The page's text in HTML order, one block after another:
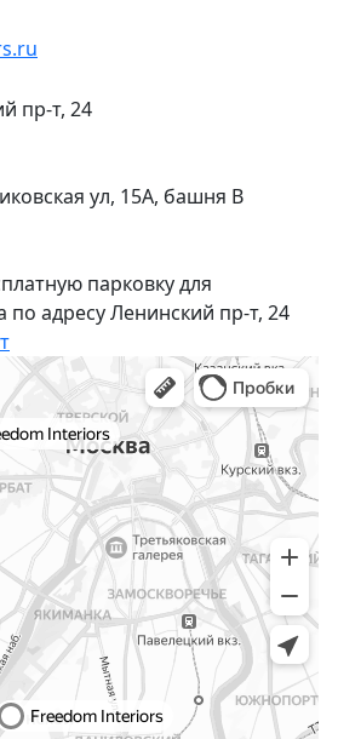
пр-т, 24
ул, 15А, башня В
парковку для
по адресу Ленинский пр-т, 24